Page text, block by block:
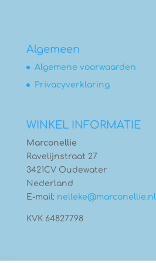
Algemeen
Algemene voorwaarden
Privacyverklaring
WINKEL INFORMATIE
Marconellie
Ravelijnstraat 27
3421CV Oudewater
Nederland
E-mail: nelleke@marconellie.nl
KVK 64827798